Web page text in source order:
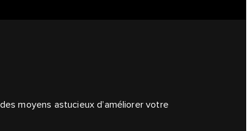
moyens astucieux d’améliorer votre